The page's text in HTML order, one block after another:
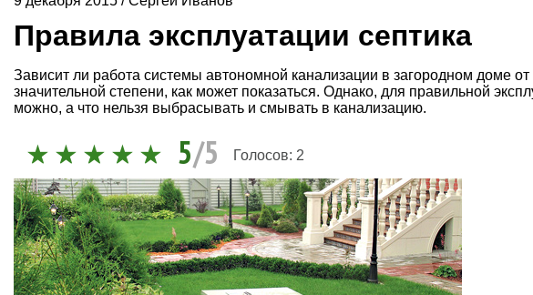
Правила эксплуатации септика
Зависит ли работа системы автономной канализации в загородном доме от
значительной степени, как может показаться. Однако, для правильной
можно, а что нельзя выбрасывать и смывать в канализацию.
5/5 Голосов: 2